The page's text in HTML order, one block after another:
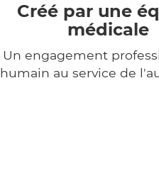
Créé par une
médicale
Un engagement
humain au service de